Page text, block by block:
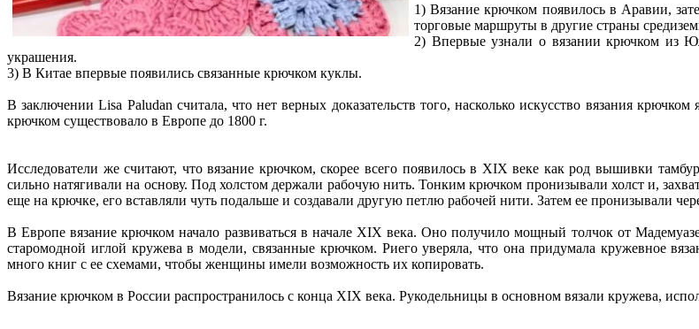
1) Вязание крючком появилось в Аравии,
торговые маршруты в другие страны
2) Впервые узнали о вязании крючком из
украшения.
3) В Китае впервые появились связанные крючком куклы.
В заключении Lisа Paludan считала, что нет верных доказательств того, насколько искусство вязания
крючком существовало в Европе до 1800 г.
Исследователи же считают, что вязание крючком, скорее всего появилось в XIX веке как род вышивки
сильно натягивали на основу. Под холстом держали рабочую нить. Тонким крючком пронизывали холст и,
еще на крючке, его вставляли чуть подальше и создавали другую петлю рабочей нити. Затем ее пронизывали
В Европе вязание крючком начало развиваться в начале XIX века. Оно получило мощный толчок от
старомодной иглой кружева в модели, связанные крючком. Риего уверяла, что она придумала кружевное
много книг с ее схемами, чтобы женщины имели возможность их копировать.
Вязание крючком в России распространилось с конца XIX века. Рукодельницы в основном вязали кружева,